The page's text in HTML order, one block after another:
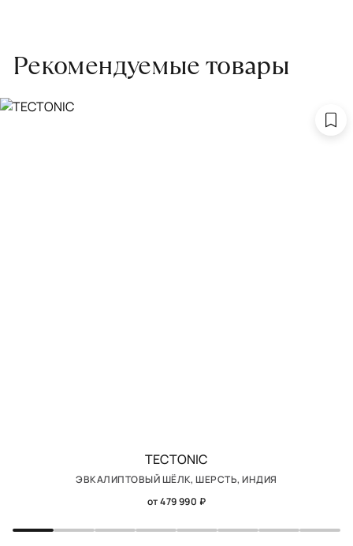
заборе ковра экспертом либо привозите его в салон.
Рекомендуемые товары
TECTONIC
ЭВКАЛИПТОВЫЙ ШЁЛК, ШЕРСТЬ, ИНДИЯ
от 479 990 ₽